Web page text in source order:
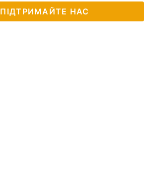
ПІДТРИМАЙТЕ НАС